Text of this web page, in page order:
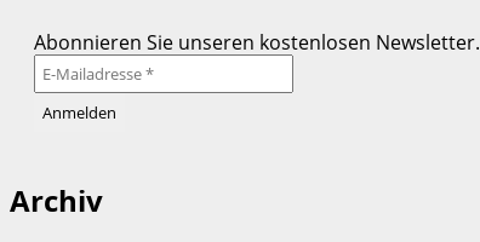
Krisen
wirklich
Abonnieren Sie unseren kostenlosen Newsletter.
Archiv